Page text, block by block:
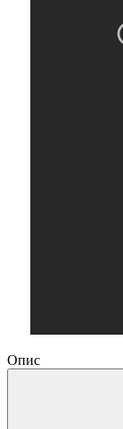
Опис